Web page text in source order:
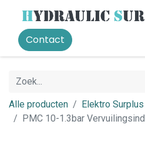
Contact
Alle producten
Elektro Surplus
PMC 10-1.3bar